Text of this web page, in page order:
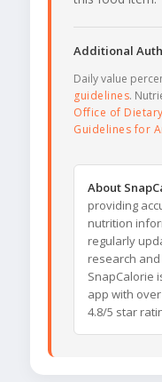
Additional
Daily value
guidelines.
Office of
Guidelines for
About
providing
nutrition
regularly
research and
SnapCalorie
app with
4.8/5 star